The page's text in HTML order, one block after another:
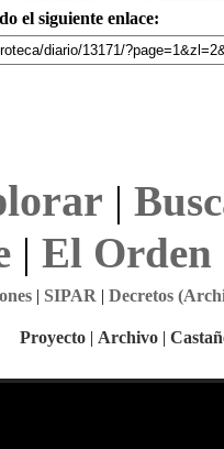
el siguiente enlace:
|
| El Orden
| SIPAR | Decretos
Proyecto | Archivo |